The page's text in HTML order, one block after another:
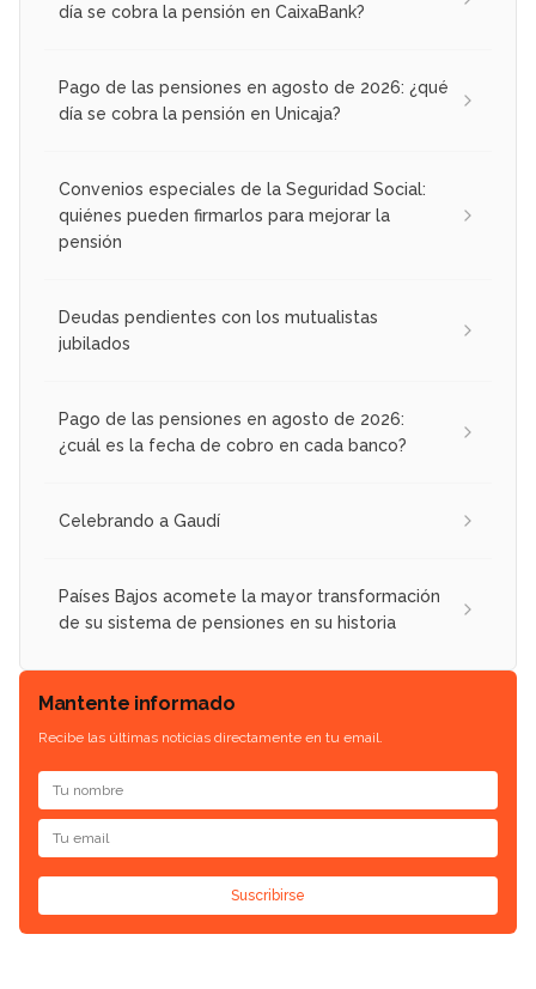
día se cobra la pensión en CaixaBank?
Pago de las pensiones en agosto de 2026: ¿qué
día se cobra la pensión en Unicaja?
Convenios especiales de la Seguridad Social:
quiénes pueden firmarlos para mejorar la
pensión
Deudas pendientes con los mutualistas
jubilados
Pago de las pensiones en agosto de 2026:
¿cuál es la fecha de cobro en cada banco?
Celebrando a Gaudí
Países Bajos acomete la mayor transformación
de su sistema de pensiones en su historia
Mantente informado
Recibe las últimas noticias directamente en tu email.
Suscribirse